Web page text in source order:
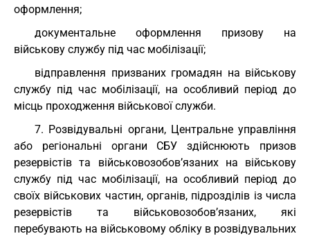
оформлення;
документальне оформлення призову на
військову службу під час мобілізації;
відправлення призваних громадян на військову
службу під час мобілізації, на особливий період до
місць проходження військової служби.
7. Розвідувальні органи, Центральне управління
або регіональні органи СБУ здійснюють призов
резервістів та військовозобов’язаних на військову
службу під час мобілізації, на особливий період до
своїх військових частин, органів, підрозділів із числа
резервістів та військовозобов’язаних, які
перебувають на військовому обліку в розвідувальних